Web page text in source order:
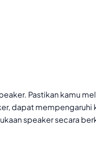
Pastikan kamu
dapat mempengaruhi
speaker secara